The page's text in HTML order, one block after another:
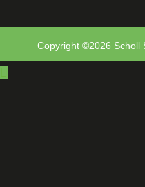
Copyright ©2026 Scholl